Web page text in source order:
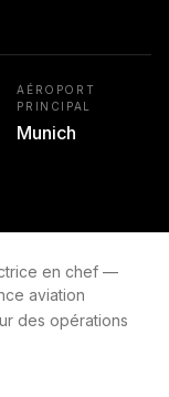
AÉROPORT
PRINCIPAL
Munich
en chef —
aviation
des opérations